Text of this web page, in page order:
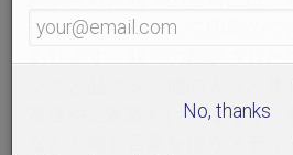
デオ、ＤＶＤそして印刷ので
あります。我々の翻訳され
ンクと品々を、他の人々と
友達やご家族だけではなく、
なたと同じ言葉を使うメデ
No, thanks